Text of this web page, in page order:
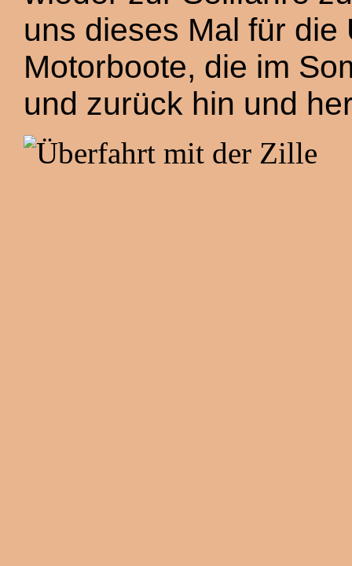
uns dieses Mal für
Motorboote, die im
und zurück hin und